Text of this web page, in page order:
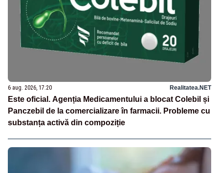
6 aug. 2026, 17:20 Realitatea.NET
Este oficial. Agenția Medicamentului a blocat Colebil și
Panczebil de la comercializare în farmacii. Probleme cu
substanța activă din compoziție